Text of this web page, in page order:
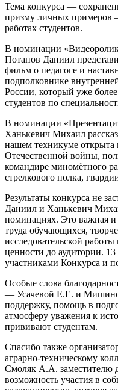
Тема конкурса —
призму личных примеров
работах студентов.
В номинации
Потапов Даниил
фильм о педагоге и
подполковнике
России, который уже
студентов по
В номинации
Ханькевич Михаил
нашем техникуме открыта
Отечественной войны,
командире миномётного
стрелкового полка,
Результаты конкурса не
Даниил и Ханькевич
номинациях. Это важная
труда обучающихся,
исследовательской
ценности до аудитории.
участниками Конкурса и
Особые слова
— Усачевой Е.Е. и
поддержку, помощь в
атмосферу уважения к
прививают студентам.
Спасибо также
аграрно‑техническому
Смоляк А.А. заместителю
возможность участия в